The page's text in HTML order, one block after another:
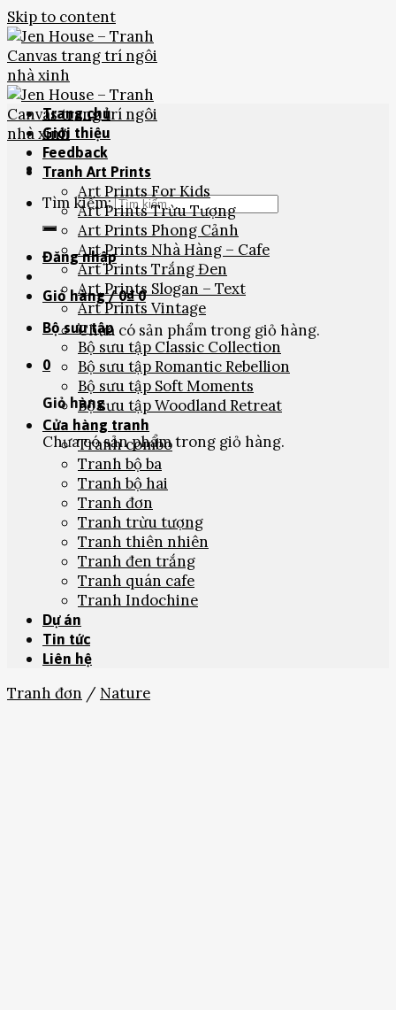
Skip to content
Tìm kiếm:
Đăng nhập
Giỏ hàng /0₫ 0
Chưa có sản phẩm trong giỏ hàng.
0
Giỏ hàng
Chưa có sản phẩm trong giỏ hàng.
Trang chủ
Giới thiệu
Feedback
Tranh Art Prints
Art Prints For Kids
Art Prints Trừu Tượng
Art Prints Phong Cảnh
Art Prints Nhà Hàng – Cafe
Art Prints Trắng Đen
Art Prints Slogan – Text
Art Prints Vintage
Bộ sưu tập
Bộ sưu tập Classic Collection
Bộ sưu tập Romantic Rebellion
Bộ sưu tập Soft Moments
Bộ sưu tập Woodland Retreat
Cửa hàng tranh
Tranh combo
Tranh bộ ba
Tranh bộ hai
Tranh đơn
Tranh trừu tượng
Tranh thiên nhiên
Tranh đen trắng
Tranh quán cafe
Tranh Indochine
Dự án
Tin tức
Liên hệ
Tranh đơn / Nature